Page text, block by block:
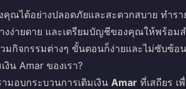
คุณได้อย่างปลอดภัยและสะดวกสบาย ทำราย
งง่ายดาย และเตรียมบัญชีของคุณให้พร้อ
วมกิจกรรมต่างๆ ขั้นตอนก็ง่ายและไม่ซับซ้อ
งิน Amar ของเรา?
ามอบกระบวนการเติมเงิน Amar ที่เสถียร เ